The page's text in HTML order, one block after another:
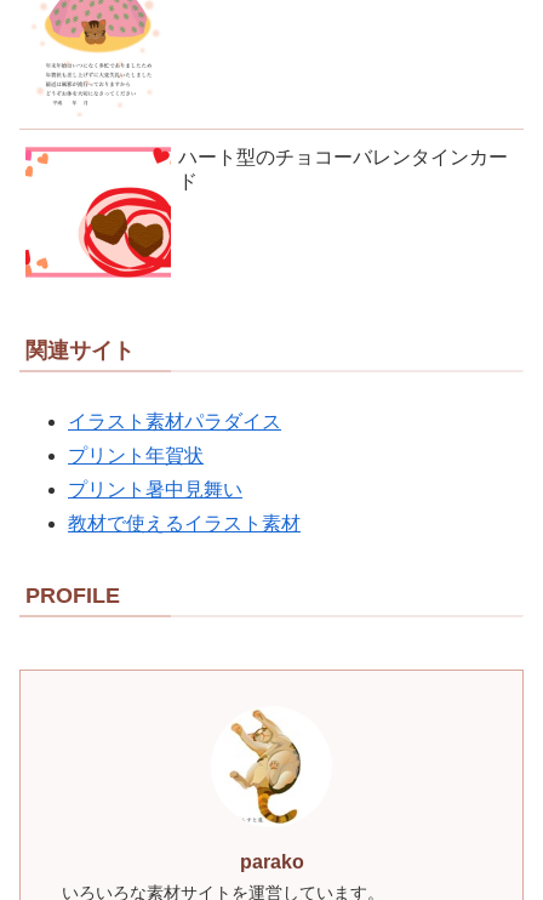
ハート型のチョコーバレンタインカー
ド
関連サイト
イラスト素材パラダイス
プリント年賀状
プリント暑中見舞い
教材で使えるイラスト素材
PROFILE
parako
いろいろな素材サイトを運営しています。